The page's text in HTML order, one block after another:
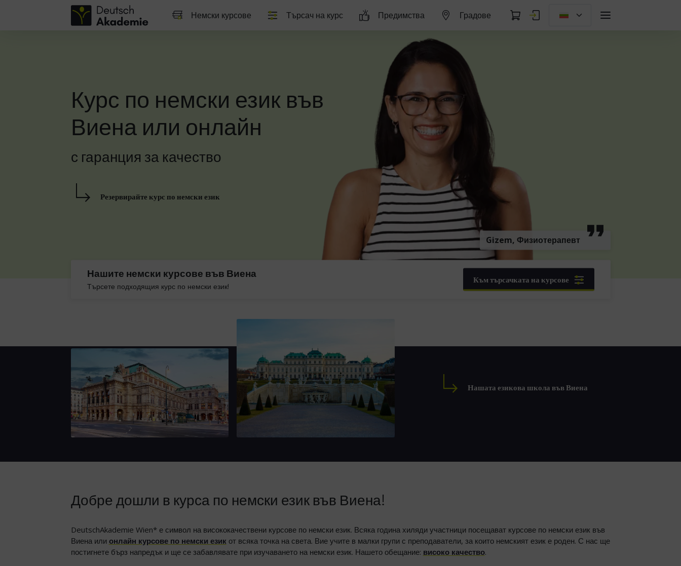
Немски курсове Търсач на курс Предимства Градове
Курс по немски език във
Виена или онлайн
с гаранция за качество
Резервирайте курс по немски език
Gizem, Физиотерапевт
Нашите немски курсове във Виена
Търсете подходящия курс по немски език!
Към търсачката на курсове
Нашата езикова школа във Виена
Добре дошли в курса по немски език във Виена!
DeutschAkademie Wien* е символ на висококачествени курсове по немски език. Всяка година хиляди участници посещават курсове по немски език във
Виена или онлайн курсове по немски език от всяка точка на света. Вие учите в малки групи с преподаватели, за които немският език е роден. С нас ще
постигнете бърз напредък и ще се забавлявате при изучаването на немски език. Нашето обещание: високо качество.